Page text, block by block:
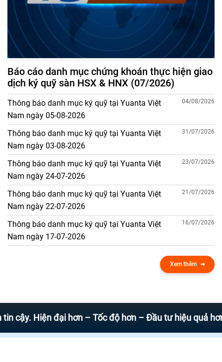
Báo cáo danh mục chứng khoán thực hiện giao
dịch ký quỹ sàn HSX & HNX (07/2026)
Thông báo danh mục ký quỹ tại Yuanta Việt
Nam ngày 05-08-2026
04/08/2026
Thông báo danh mục ký quỹ tại Yuanta Việt
Nam ngày 03-08-2026
31/07/2026
Thông báo danh mục ký quỹ tại Yuanta Việt
Nam ngày 24-07-2026
23/07/2026
Thông báo danh mục ký quỹ tại Yuanta Việt
Nam ngày 22-07-2026
21/07/2026
Thông báo danh mục ký quỹ tại Yuanta Việt
Nam ngày 17-07-2026
16/07/2026
Xem thêm
Hiện đại hơn – Tốc độ hơn – Đầu tư hiệu quả hơn